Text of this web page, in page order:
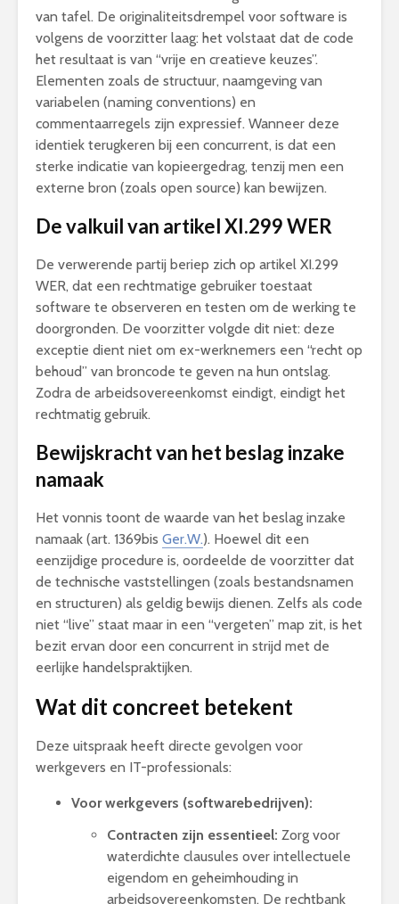
van tafel. De originaliteitsdrempel voor software is
volgens de voorzitter laag: het volstaat dat de code
het resultaat is van “vrije en creatieve keuzes”.
Elementen zoals de structuur, naamgeving van
variabelen (naming conventions) en
commentaarregels zijn expressief. Wanneer deze
identiek terugkeren bij een concurrent, is dat een
sterke indicatie van kopieergedrag, tenzij men een
externe bron (zoals open source) kan bewijzen.
De valkuil van artikel XI.299 WER
De verwerende partij beriep zich op artikel XI.299
WER, dat een rechtmatige gebruiker toestaat
software te observeren en testen om de werking te
doorgronden. De voorzitter volgde dit niet: deze
exceptie dient niet om ex-werknemers een “recht op
behoud” van broncode te geven na hun ontslag.
Zodra de arbeidsovereenkomst eindigt, eindigt het
rechtmatig gebruik.
Bewijskracht van het beslag inzake
namaak
Het vonnis toont de waarde van het beslag inzake
namaak (art. 1369bis Ger.W.). Hoewel dit een
eenzijdige procedure is, oordeelde de voorzitter dat
de technische vaststellingen (zoals bestandsnamen
en structuren) als geldig bewijs dienen. Zelfs als code
niet “live” staat maar in een “vergeten” map zit, is het
bezit ervan door een concurrent in strijd met de
eerlijke handelspraktijken.
Wat dit concreet betekent
Deze uitspraak heeft directe gevolgen voor
werkgevers en IT-professionals:
Voor werkgevers (softwarebedrijven):
Contracten zijn essentieel: Zorg voor
waterdichte clausules over intellectuele
eigendom en geheimhouding in
arbeidsovereenkomsten. De rechtbank